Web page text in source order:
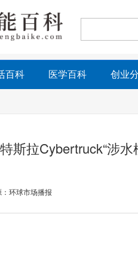
百科 医学百科 创业
斯拉Cybertruck“涉
环球市场播报